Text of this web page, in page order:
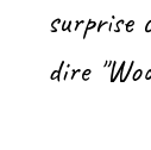
surprise
dire